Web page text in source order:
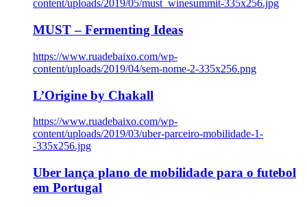
content/uploads/2019/05/must_winesummit-335x256.jpg
MUST – Fermenting Ideas
https://www.ruadebaixo.com/wp-
content/uploads/2019/04/sem-nome-2-335x256.png
L’Origine by Chakall
https://www.ruadebaixo.com/wp-
content/uploads/2019/03/uber-parceiro-mobilidade-1-
-335x256.jpg
Uber lança plano de mobilidade para o futebol
em Portugal